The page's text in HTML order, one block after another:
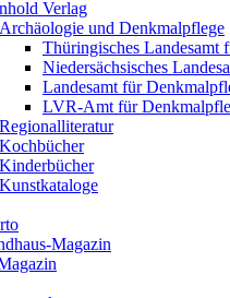
Verlag
Archäologie und Denkmalpflege
Thüringisches Landesamt
Niedersächsisches
Landesamt für
LVR-Amt für
Regionalliteratur
Kochbücher
Kinderbücher
Kunstkataloge
Magazin